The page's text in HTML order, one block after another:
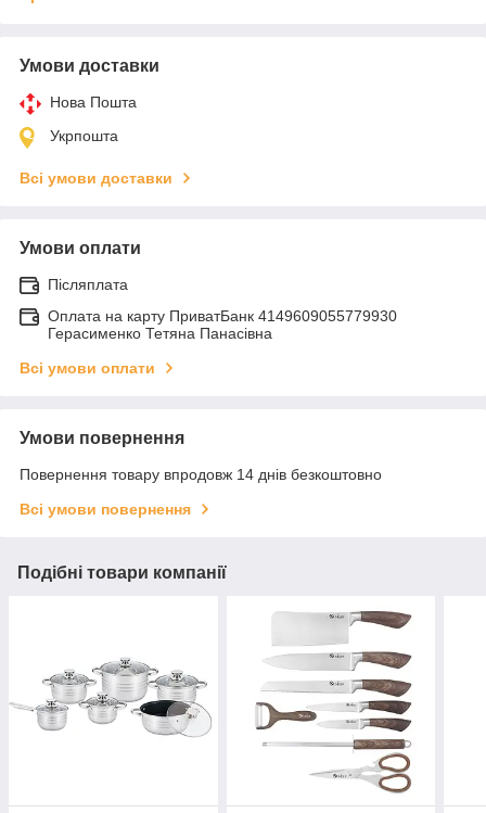
Умови доставки
Нова Пошта
Укрпошта
Всі умови доставки
Умови оплати
Післяплата
Оплата на карту ПриватБанк 4149609055779930
Герасименко Тетяна Панасівна
Всі умови оплати
Умови повернення
Повернення товару впродовж 14 днів безкоштовно
Всі умови повернення
Подібні товари компанії